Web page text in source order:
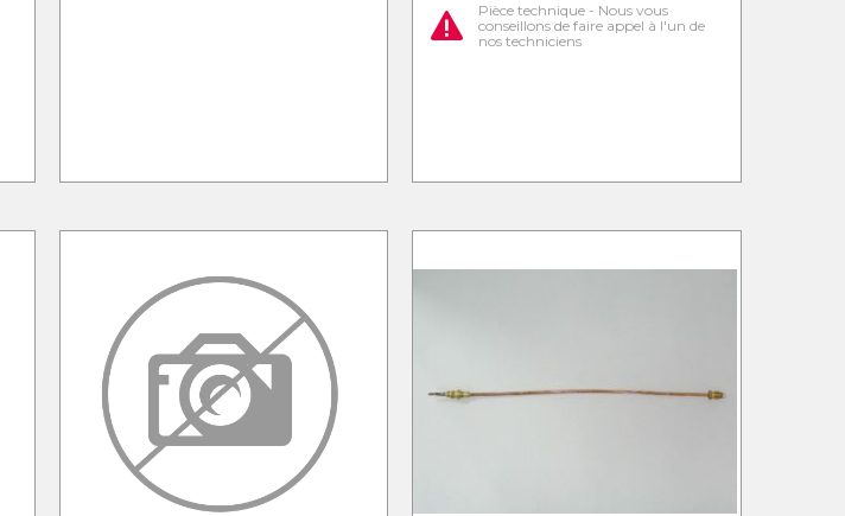
Pièce technique - Nous vous
conseillons de faire appel à l'un de
nos techniciens